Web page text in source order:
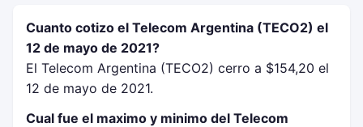
Cuanto cotizo el Telecom Argentina (TECO2) el
12 de mayo de 2021?
El Telecom Argentina (TECO2) cerro a $154,20 el
12 de mayo de 2021.
Cual fue el maximo y minimo del Telecom